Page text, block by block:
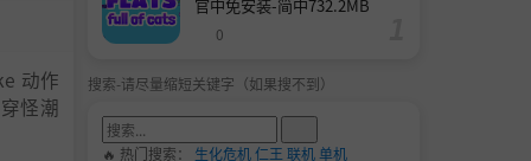
动作
怪潮
官中免安装-简中732.2MB
0
搜索-请尽量缩短关键字（如果搜不到）
🔥 热门搜索： 生化危机仁王 联机单机